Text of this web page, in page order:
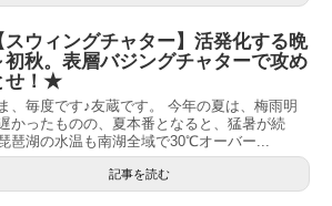
ウィングチャター】活発化する晩
初秋。表層バジングチャターで攻め
せ！★
、毎度です♪友蔵です。 今年の夏は、梅雨明
かったものの、夏本番となると、猛暑が続
琶湖の水温も南湖全域で30℃オーバー...
記事を読む